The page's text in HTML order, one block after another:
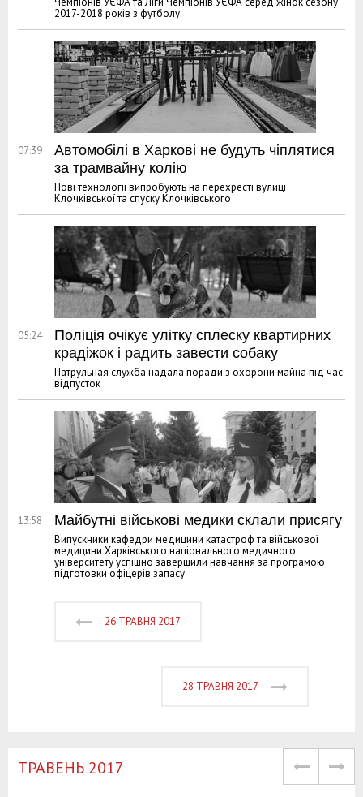
2017-2018 років з футболу.
07:39
Автомобілі в Харкові не будуть чіплятися
за трамвайну колію
Нові технології випробують на перехресті вулиці
Клочківської та спуску Клочківського
05:24
Поліція очікує улітку сплеску квартирних
крадіжок і радить завести собаку
Патрульная служба надала поради з охорони майна під час
відпусток
13:58 Майбутні військові медики склали присягу
Випускники кафедри медицини катастроф та військової
медицини Харківського національного медичного
університету успішно завершили навчання за програмою
підготовки офіцерів запасу
26 ТРАВНЯ 2017
28 ТРАВНЯ 2017
TРАВЕНЬ 2017